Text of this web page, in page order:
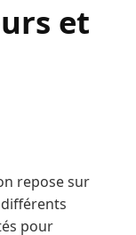
et
repose sur
pour